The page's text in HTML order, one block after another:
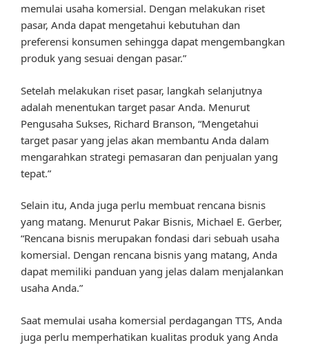
memulai usaha komersial. Dengan melakukan riset
pasar, Anda dapat mengetahui kebutuhan dan
preferensi konsumen sehingga dapat mengembangkan
produk yang sesuai dengan pasar.”
Setelah melakukan riset pasar, langkah selanjutnya
adalah menentukan target pasar Anda. Menurut
Pengusaha Sukses, Richard Branson, “Mengetahui
target pasar yang jelas akan membantu Anda dalam
mengarahkan strategi pemasaran dan penjualan yang
tepat.”
Selain itu, Anda juga perlu membuat rencana bisnis
yang matang. Menurut Pakar Bisnis, Michael E. Gerber,
“Rencana bisnis merupakan fondasi dari sebuah usaha
komersial. Dengan rencana bisnis yang matang, Anda
dapat memiliki panduan yang jelas dalam menjalankan
usaha Anda.”
Saat memulai usaha komersial perdagangan TTS, Anda
juga perlu memperhatikan kualitas produk yang Anda